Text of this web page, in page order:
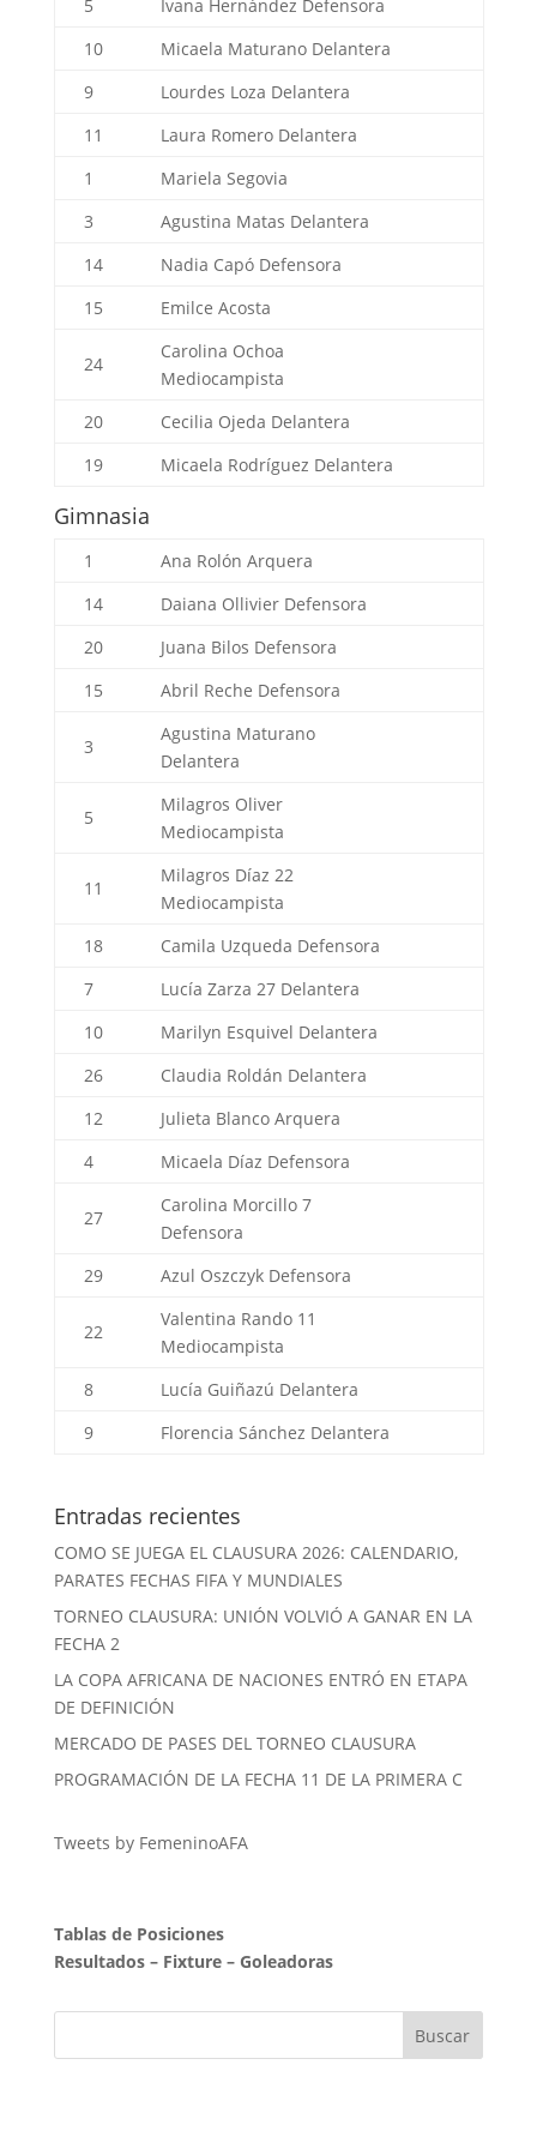
5 Ivana Hernández Defensora
10
Micaela Maturano Delantera
9
Lourdes Loza Delantera
11
Laura Romero Delantera
1
Mariela Segovia
3
Agustina Matas Delantera
14
Nadia Capó Defensora
15
Emilce Acosta
24
Carolina Ochoa
Mediocampista
20
Cecilia Ojeda Delantera
19
Micaela Rodríguez Delantera
Gimnasia
1 Ana Rolón Arquera
14
Daiana Ollivier Defensora
20
Juana Bilos Defensora
15
Abril Reche Defensora
3
Agustina Maturano
Delantera
5
Milagros Oliver
Mediocampista
11
Milagros Díaz 22
Mediocampista
18
Camila Uzqueda Defensora
7
Lucía Zarza 27 Delantera
10
Marilyn Esquivel Delantera
26
Claudia Roldán Delantera
12
Julieta Blanco Arquera
4
Micaela Díaz Defensora
27
Carolina Morcillo 7
Defensora
29
Azul Oszczyk Defensora
22
Valentina Rando 11
Mediocampista
8
Lucía Guiñazú Delantera
9
Florencia Sánchez Delantera
Entradas recientes
COMO SE JUEGA EL CLAUSURA 2026: CALENDARIO,
PARATES FECHAS FIFA Y MUNDIALES
TORNEO CLAUSURA: UNIÓN VOLVIÓ A GANAR EN LA
FECHA 2
LA COPA AFRICANA DE NACIONES ENTRÓ EN ETAPA
DE DEFINICIÓN
MERCADO DE PASES DEL TORNEO CLAUSURA
PROGRAMACIÓN DE LA FECHA 11 DE LA PRIMERA C
Tweets by FemeninoAFA
Tablas de Posiciones
Resultados– Fixture– Goleadoras